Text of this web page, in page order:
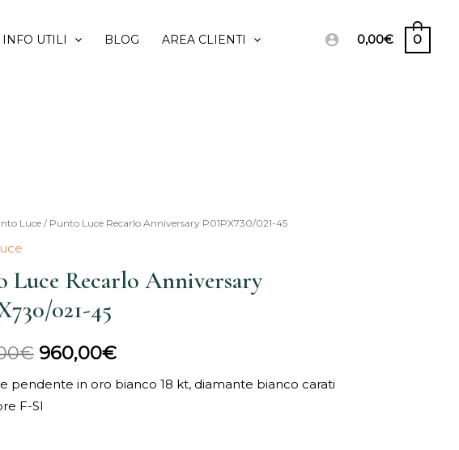
INFO UTILI BLOG AREA CLIENTI 0,00€ 0
Luce/ Punto Luce Recarlo Anniversary P01PX730/021-45
Luce Recarlo Anniversary
021-45
€
Il
originale
1.100,00€.
960,00€
Il
960,00€.
pendente in oro bianco 18 kt, diamante bianco carati
F-SI